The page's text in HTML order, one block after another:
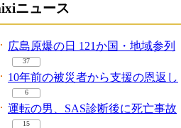
ニュース
広島原爆の日 121か国・地域参列
37
10年前の被災者から支援の恩返し
6
運転の男、SAS診断後に死亡事故
15